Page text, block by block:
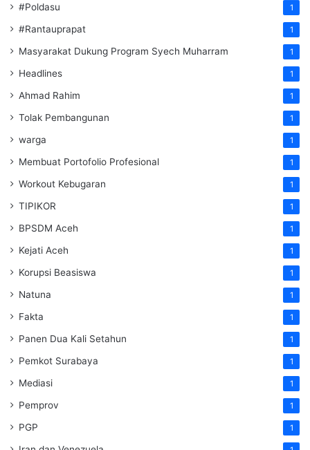
#Poldasu 1
#Rantauprapat 1
Masyarakat Dukung Program Syech Muharram 1
Headlines 1
Ahmad Rahim 1
Tolak Pembangunan 1
warga 1
Membuat Portofolio Profesional 1
Workout Kebugaran 1
TIPIKOR 1
BPSDM Aceh 1
Kejati Aceh 1
Korupsi Beasiswa 1
Natuna 1
Fakta 1
Panen Dua Kali Setahun 1
Pemkot Surabaya 1
Mediasi 1
Pemprov 1
PGP 1